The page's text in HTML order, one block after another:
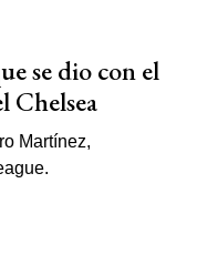
se dio con el
Chelsea